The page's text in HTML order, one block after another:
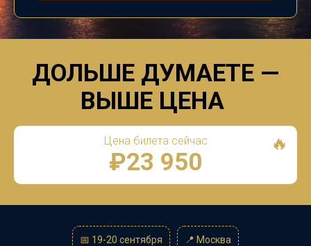
ДОЛЬШЕ ДУМАЕТЕ —
ВЫШЕ ЦЕНА
Цена билета сейчас
₽23 950
🔥
📅 19-20 сентября 📍 Москва